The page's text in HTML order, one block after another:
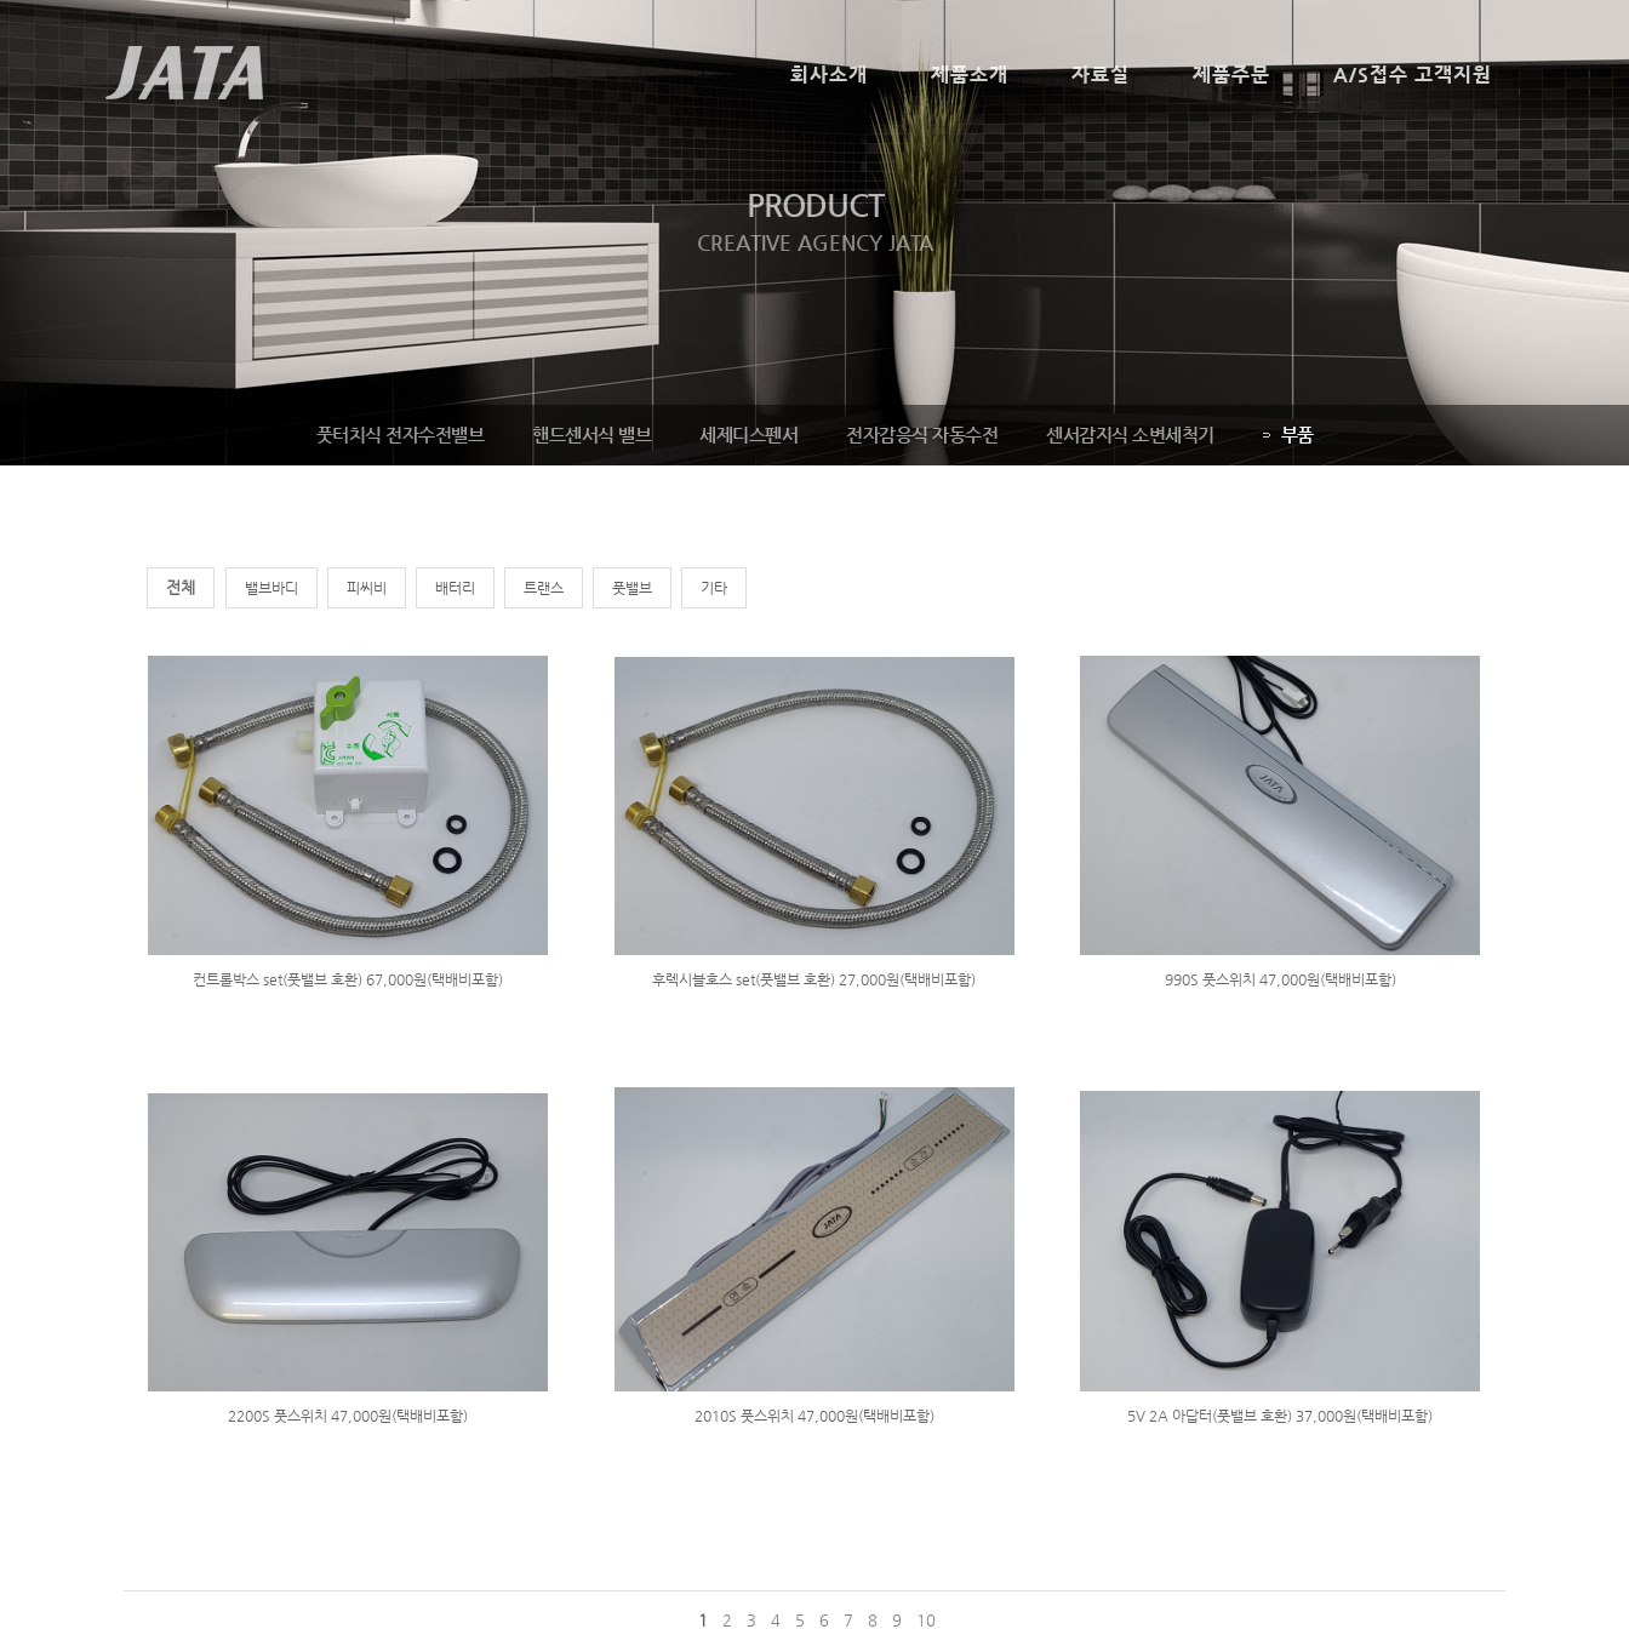
회사소개 제품소개 자료실 제품주문 A/S접수 고객지원
PRODUCT
CREATIVE AGENCY JATA
풋터치식 전자수전밸브 핸드센서식 밸브 세제디스펜서 전자감응식 자동수전 센서감지식 소변세척기 부품
전체 밸브바디 피씨비 배터리 트랜스 풋밸브 기타
컨트롤박스 set(풋밸브 호환) 67,000원(택배비포함) 후렉시블호스 set(풋밸브 호환) 27,000원(택배비포함) 990S 풋스위치 47,000원(택배비포함)
2200S 풋스위치 47,000원(택배비포함) 2010S 풋스위치 47,000원(택배비포함) 5V 2A 아답터(풋밸브 호환) 37,000원(택배비포함)
1 2 3 4 5 6 7 8 9 10